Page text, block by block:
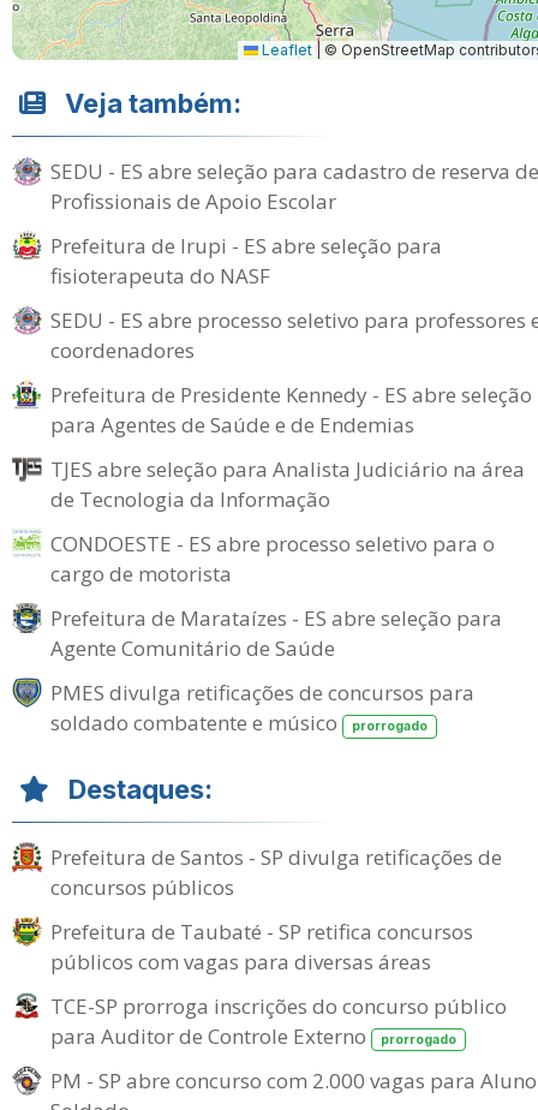
Leaflet | © OpenStreetMap
Veja também:
SEDU - ES abre seleção para cadastro de reserva de
Profissionais de Apoio Escolar
Prefeitura de Irupi - ES abre seleção para
fisioterapeuta do NASF
SEDU - ES abre processo seletivo para professores
coordenadores
Prefeitura de Presidente Kennedy - ES abre seleção
para Agentes de Saúde e de Endemias
TJES abre seleção para Analista Judiciário na área
de Tecnologia da Informação
CONDOESTE - ES abre processo seletivo para o
cargo de motorista
Prefeitura de Marataízes - ES abre seleção para
Agente Comunitário de Saúde
PMES divulga retificações de concursos para
soldado combatente e músico
prorrogado
Destaques:
Prefeitura de Santos - SP divulga retificações de
concursos públicos
Prefeitura de Taubaté - SP retifica concursos
públicos com vagas para diversas áreas
TCE-SP prorroga inscrições do concurso público
para Auditor de Controle Externo
prorrogado
PM - SP abre concurso com 2.000 vagas para